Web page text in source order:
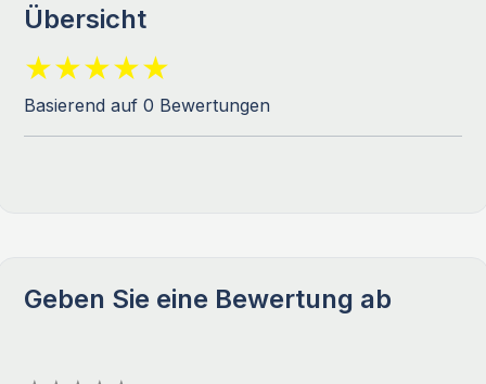
Übersicht
Basierend auf 0 Bewertungen
Geben Sie eine Bewertung ab